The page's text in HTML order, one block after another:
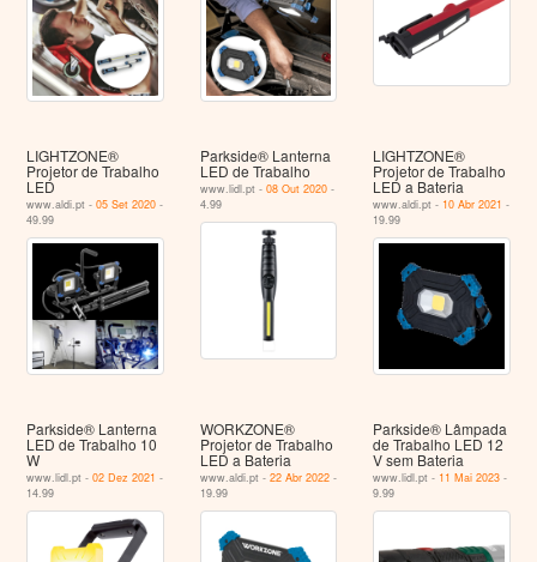
LIGHTZONE®
Projetor de Trabalho
LED
www.aldi.pt -05 Set 2020 -
49.99
Parkside® Lanterna
LED de Trabalho
www.lidl.pt - 08 Out 2020-
4.99
LIGHTZONE®
Projetor de Trabalho
LED a Bateria
www.aldi.pt - 10 Abr 2021 -
19.99
Parkside® Lanterna
LED de Trabalho 10
W
www.lidl.pt -02 Dez 2021 -
14.99
WORKZONE®
Projetor de Trabalho
LED a Bateria
www.aldi.pt - 22 Abr 2022-
19.99
Parkside® Lâmpada
de Trabalho LED 12
V sem Bateria
www.lidl.pt - 11 Mai 2023 -
9.99